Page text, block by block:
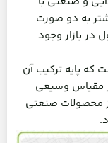
به دو صورت
۱۰۰ تا ۲۰۰ و گرانول در بازار وجود
که پایه ترکیب آن
مقیاس وسیعی
محصولات صنعتی